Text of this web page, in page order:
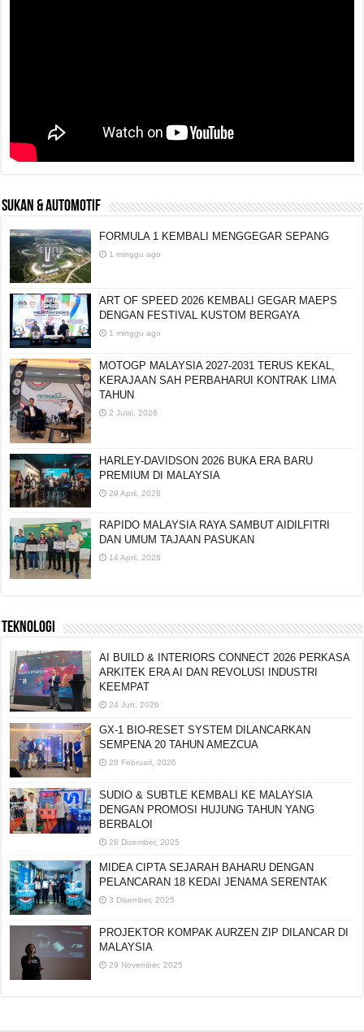
SUKAN & AUTOMOTIF
FORMULA 1 KEMBALI MENGGEGAR SEPANG
1 minggu ago
ART OF SPEED 2026 KEMBALI GEGAR MAEPS
DENGAN FESTIVAL KUSTOM BERGAYA
1 minggu ago
MOTOGP MALAYSIA 2027-2031 TERUS KEKAL,
KERAJAAN SAH PERBAHARUI KONTRAK LIMA
TAHUN
2 Julai, 2026
HARLEY-DAVIDSON 2026 BUKA ERA BARU
PREMIUM DI MALAYSIA
29 April, 2026
RAPIDO MALAYSIA RAYA SAMBUT AIDILFITRI
DAN UMUM TAJAAN PASUKAN
14 April, 2026
TEKNOLOGI
AI BUILD & INTERIORS CONNECT 2026 PERKASA
ARKITEK ERA AI DAN REVOLUSI INDUSTRI
KEEMPAT
24 Jun, 2026
GX-1 BIO-RESET SYSTEM DILANCARKAN
SEMPENA 20 TAHUN AMEZCUA
28 Februari, 2026
SUDIO & SUBTLE KEMBALI KE MALAYSIA
DENGAN PROMOSI HUJUNG TAHUN YANG
BERBALOI
26 Disember, 2025
MIDEA CIPTA SEJARAH BAHARU DENGAN
PELANCARAN 18 KEDAI JENAMA SERENTAK
3 Disember, 2025
PROJEKTOR KOMPAK AURZEN ZIP DILANCAR DI
MALAYSIA
29 November, 2025